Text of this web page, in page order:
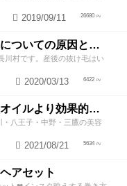
26680
2019/09/11
産後の髪のうねりについての原因と対策！
川村です。産後の抜け毛はい
6422
2020/03/13
シャンプーや保湿オイルより効果的！？美容師が教える頭皮の臭い＆乾燥ケアとは
・八王子・中野・三鷹の美容
5634
2021/08/21
アセット